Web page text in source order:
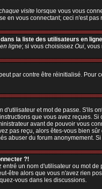
visitelorsque vous vous
en vous connectant; ceci n'est
la liste des utilisateurs en
ligne; si vous choisissezOui, vous
par contre être réinitialisé.
et mot de passe. S'ils
que vous avez reçues.
avant de pouvoir vous
pas reçu, alors êtes-vous bien
abuser du forum anonymement.
?!
un nom d'utilisateur ou mot
être alors que vous n'avez rien
vous dans les discussions.